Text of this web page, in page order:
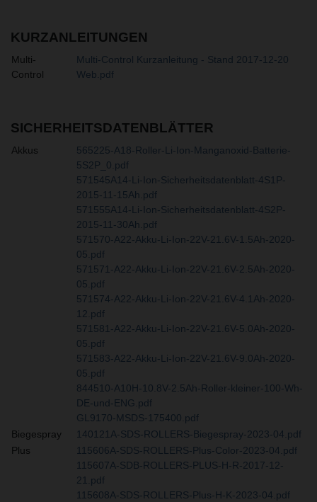
KURZANLEITUNGEN
Multi-
Control
Multi-Control Kurzanleitung - Stand 2017-12-20
Web.pdf
SICHERHEITSDATENBLÄTTER
Akkus
565225-A18-Roller-Li-Ion-Manganoxid-Batterie-
5S2P_0.pdf
571545A14-Li-Ion-Sicherheitsdatenblatt-4S1P-
2015-11-15Ah.pdf
571555A14-Li-Ion-Sicherheitsdatenblatt-4S2P-
2015-11-30Ah.pdf
571570-A22-Akku-Li-Ion-22V-21.6V-1.5Ah-2020-
05.pdf
571571-A22-Akku-Li-Ion-22V-21.6V-2.5Ah-2020-
05.pdf
571574-A22-Akku-Li-Ion-22V-21.6V-4.1Ah-2020-
12.pdf
571581-A22-Akku-Li-Ion-22V-21.6V-5.0Ah-2020-
05.pdf
571583-A22-Akku-Li-Ion-22V-21.6V-9.0Ah-2020-
05.pdf
844510-A10H-10.8V-2.5Ah-Roller-kleiner-100-Wh-
DE-und-ENG.pdf
GL9170-MSDS-175400.pdf
Biegespray
140121A-SDS-ROLLERS-Biegespray-2023-04.pdf
Plus
115606A-SDS-ROLLERS-Plus-Color-2023-04.pdf
115607A-SDB-ROLLERS-PLUS-H-R-2017-12-
21.pdf
115608A-SDS-ROLLERS-Plus-H-K-2023-04.pdf